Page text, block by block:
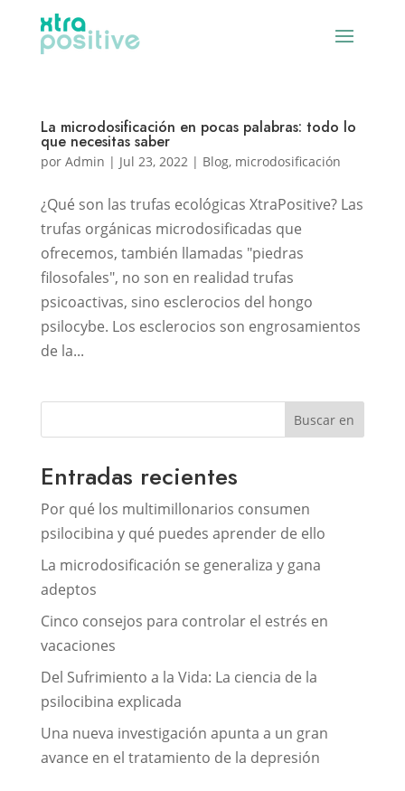
La microdosificación en pocas palabras: todo lo
que necesitas saber
por Admin | Jul 23, 2022| Blog, microdosificación
¿Qué son las trufas ecológicas XtraPositive? Las
trufas orgánicas microdosificadas que
ofrecemos, también llamadas "piedras
filosofales", no son en realidad trufas
psicoactivas, sino esclerocios del hongo
psilocybe. Los esclerocios son engrosamientos
de la...
Buscar en
Entradas recientes
Por qué los multimillonarios consumen
psilocibina y qué puedes aprender de ello
La microdosificación se generaliza y gana
adeptos
Cinco consejos para controlar el estrés en
vacaciones
Del Sufrimiento a la Vida: La ciencia de la
psilocibina explicada
Una nueva investigación apunta a un gran
avance en el tratamiento de la depresión